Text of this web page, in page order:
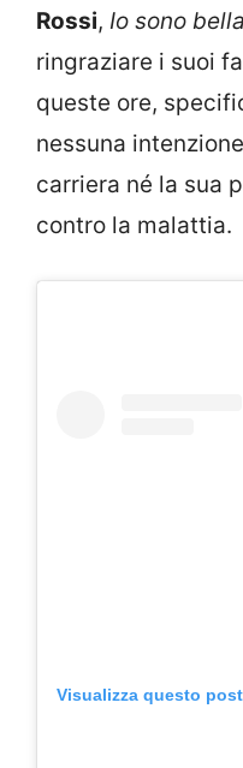
Rossi, Io sono
ringraziare i suoi
queste ore,
nessuna
carriera né la sua
contro la malattia.
Visualizza questo